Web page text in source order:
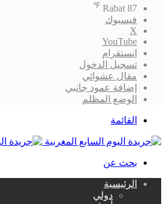
Rabat 87
℉
فيسبوك
‫X
‫YouTube
انستقرام
تسجيل الدخول
مقال عشوائي
إضافة عمود جانبي
الوضع المظلم
القائمة
بحث عن
الرئيسية
دولي